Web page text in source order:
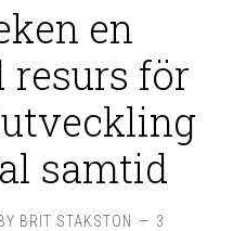
en
för
samtid
BRIT STAKSTON
3